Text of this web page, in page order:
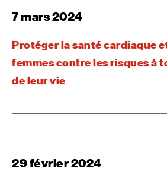
7 mars 2024
Protéger la santé cardiaque
femmes contre les risques à
de leur vie
29 février 2024